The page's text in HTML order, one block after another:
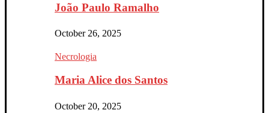
João Paulo Ramalho
October 26, 2025
Necrologia
Maria Alice dos Santos
October 20, 2025